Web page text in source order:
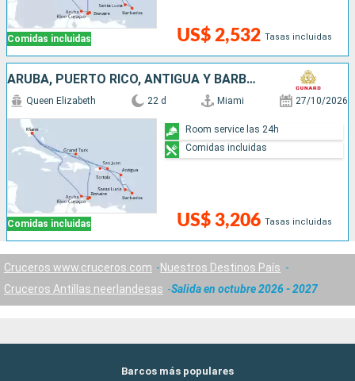
Comidas incluidas US$ 2,532 Tasas incluidas
ARUBA, PUERTO RICO, ANTIGUA Y BARBUDA, SANTA LUCIA, BARBADOS, SAN MARTÍN, ESTADOS UNIDOS
Comidas incluidas
Queen Elizabeth 22 d Miami 27/10/2026
US$ 3,206 Tasas incluidas
Room service las 24h
Comidas incluidas
Cruceros www.cruceros.com
Nuestros Destinos País
Cruceros Antillas neerlandesas
Salida en octubre 2026 - 2027
Barcos más populares